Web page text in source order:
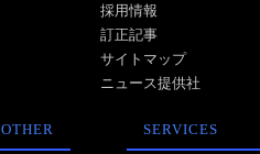
採用情報
訂正記事
サイトマップ
ニュース提供社
OTHER SERVICES